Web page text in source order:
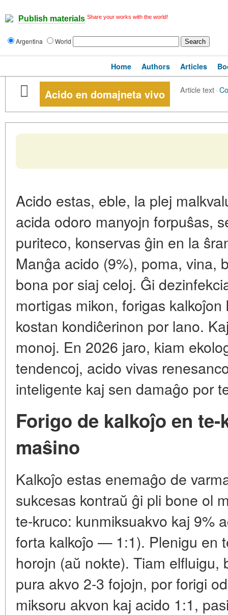
Publish materials Share your works with the world!
Argentina World
Home Authors Articles
Acido en domajneta vivo Article text·
Acido estas, eble, la plej
acida odoro manyojn forpuŝas,
puriteco, konservas ĝin en la
Manĝa acido (9%), poma,
bona por siaj celoj. Ĝi
mortigas mikon, forigas
kostan kondiĉerinon por lano.
monoj. En 2026 jaro, kiam
tendencoj, acido vivas
inteligente kaj sen damaĝo por
Forigo de kalkoĵo en
maŝino
Kalkoĵo estas enemaĝo de
sukcesas kontraŭ ĝi pli bone ol
te-kruco: kunmiksuakvo kaj 9%
forta kalkoĵo — 1:1). Plenigu en
horojn (aŭ nokte). Tiam elfluigu,
pura akvo 2-3 fojojn, por forigi
miksoru akvon kaj acido 1:1,